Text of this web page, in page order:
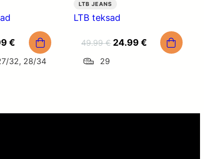
€Praegune
hind
on:
32, 28/34
LTB JEANS
LTB teksad
49.99€ Algne
24.99€Praegune
hind
29